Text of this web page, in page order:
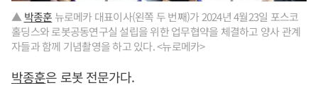
▲ 박종훈 뉴로메카 대표이사(왼쪽 두 번째)가 2024년 4월23일 포스코
홀딩스와 로봇공동연구실 설립을 위한 업무협약을 체결하고 양사 관계
자들과 함께 기념촬영을 하고 있다. <뉴로메카>
박종훈은 로봇 전문가다.